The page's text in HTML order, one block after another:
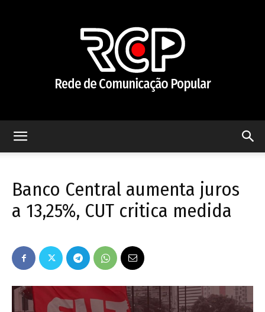
Comunicação
Popular
Banco Central aumenta juros
a 13,25%, CUT critica medida